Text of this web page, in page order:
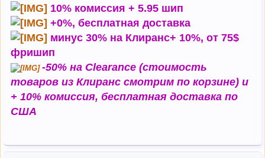
10% комиссия + 5.95 шип
+0%, бесплатная доставка
минус 30% на Клиранс+ 10%, от 75$
фришип
-50% на Clearance (стоимость
товаров из Клиранс смотрим по корзине) и
+ 10% комиссия, бесплатная доставка по
США